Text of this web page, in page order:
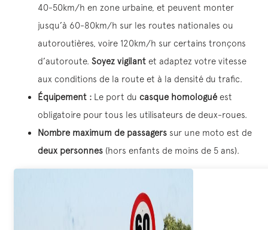
40-50km/h en zone urbaine, et peuvent monter
jusqu’à 60-80km/h sur les routes nationales ou
autoroutières, voire 120km/h sur certains tronçons
d’autoroute. Soyez vigilant et adaptez votre vitesse
aux conditions de la route et à la densité du trafic.
Équipement : Le port du casque homologuéest
obligatoire pour tous les utilisateurs de deux-roues.
Nombre maximum de passagers sur une moto est de
deux personnes (hors enfants de moins de 5 ans).